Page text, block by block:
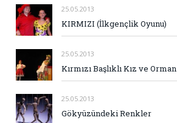
25.05.2013
KIRMIZI (İlkgençlik Oyunu)
25.05.2013
Kırmızı Başlıklı Kız ve Orman
25.05.2013
Gökyüzündeki Renkler